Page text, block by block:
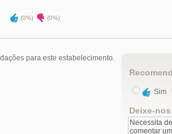
(0%) (0%)
para este estabelecimento.
Sim
Deixe-